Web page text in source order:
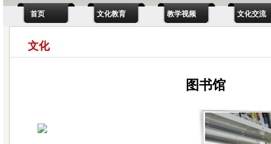
首页 文化教育 教学视频 文化交流
文化
图书馆